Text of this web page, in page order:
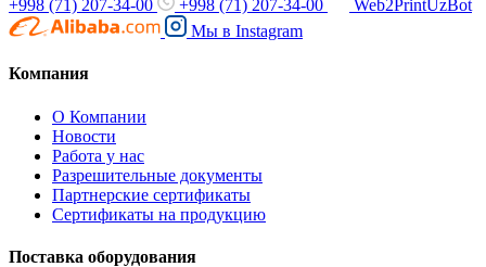
+998 (71) 207-34-00
+998 (71) 207-34-00
Web2PrintUzBot
Мы в Instagram
Компания
О Компании
Новости
Работа у нас
Разрешительные документы
Партнерские сертификаты
Сертификаты на продукцию
Поставка оборудования